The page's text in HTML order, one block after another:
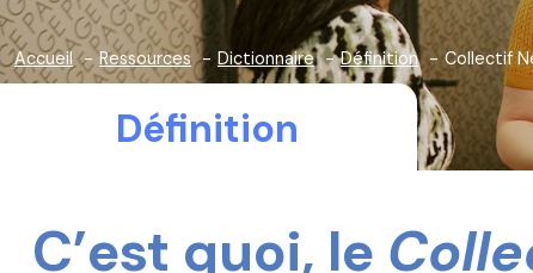
Accueil Ressources Dictionnaire Définition Collectif
Définition
C’est quoi, le